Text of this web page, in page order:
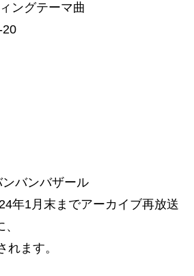
ングテーマ曲
20
バンバザール
年1月末までアーカイブ再放送
ます。